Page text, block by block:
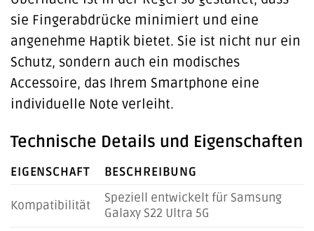
sie Fingerabdrücke minimiert und eine
angenehme Haptik bietet. Sie ist nicht nur ein
Schutz, sondern auch ein modisches
Accessoire, das Ihrem Smartphone eine
individuelle Note verleiht.
Technische Details und Eigenschaften
EIGENSCHAFT BESCHREIBUNG
Kompatibilität
Speziell entwickelt für Samsung
Galaxy S22 Ultra 5G